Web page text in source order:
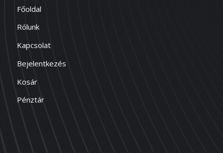
Főoldal
Rólunk
Kapcsolat
Bejelentkezés
Kosár
Pénztár